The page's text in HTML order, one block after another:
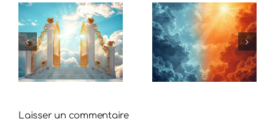
Laisser un commentaire